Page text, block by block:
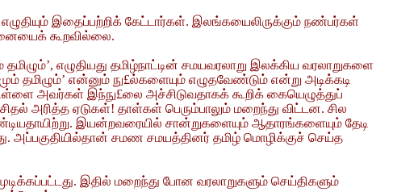
இதைப்பற்றிக் கேட்டார்கள். இலங்கயைலிருக்கும் நண்பர்கள்
கூறவில்லை.
எழுதியது தமிழ்நாட்டின் சமயவரலாறு இலக்கிய வரலாறுகளை
தமிழும்’ என்னும் நு£ல்களையும் எழுதவேண்டும் என்று அடிக்கடி
அவர்கள் இந்நு£லை அச்சிடுவதாகக் கூறிக் கையெழுத்துப்
அரித்த ஏடுகள்! தாள்கள் பெரும்பாலும் மறைந்து விட்டன. சில
இயன்றவரையில் சான்றுகளையும் ஆதாரங்களையும் தேடி
அப்பகுதியில்தான் சமண சமயத்தினர் தமிழ் மொழிக்குச் செய்த
இதில் மறைந்து போன வரலாறுகளும் செய்திகளும்